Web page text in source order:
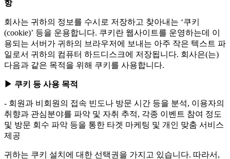
항
회사는 귀하의 정보를 수시로 저장하고 찾아내는 ‘쿠키
(cookie)’ 등을 운용합니다. 쿠키란 웹사이트를 운영하는데 이
용되는 서버가 귀하의 브라우저에 보내는 아주 작은 텍스트 파
일로서 귀하의 컴퓨터 하드디스크에 저장됩니다. 회사은(는)
다음과 같은 목적을 위해 쿠키를 사용합니다.
▶ 쿠키 등 사용 목적
- 회원과 비회원의 접속 빈도나 방문 시간 등을 분석, 이용자의
취향과 관심분야를 파악 및 자취 추적, 각종 이벤트 참여 정도
및 방문 회수 파악 등을 통한 타겟 마케팅 및 개인 맞춤 서비스
제공
귀하는 쿠키 설치에 대한 선택권을 가지고 있습니다. 따라서,